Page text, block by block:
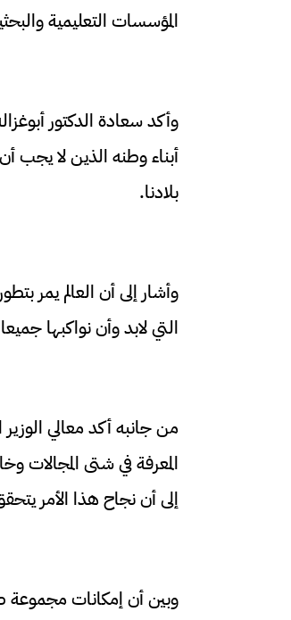
المؤسسات التعليمية
وأكد سعادة الدكتور
أبناء وطنه الذين لا يجب
بلادنا.
وأشار إلى أن العالم يمر
التي لابد وأن نواكبها
من جانبه أكد معالي
المعرفة في شتى المجالات
إلى أن نجاح هذا الأمر
وبين أن إمكانات مجموعة